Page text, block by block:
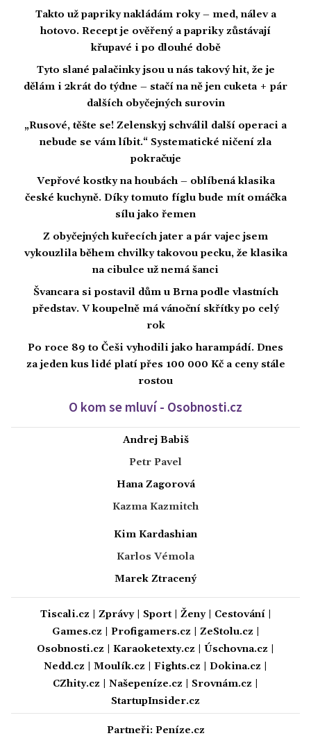
Takto už papriky nakládám roky – med, nálev a
hotovo. Recept je ověřený a papriky zůstávají
křupavé i po dlouhé době
Tyto slané palačinky jsou u nás takový hit, že je
dělám i 2krát do týdne – stačí na ně jen cuketa + pár
dalších obyčejných surovin
„Rusové, těšte se! Zelenskyj schválil další operaci a
nebude se vám líbit.“ Systematické ničení zla
pokračuje
Vepřové kostky na houbách – oblíbená klasika
české kuchyně. Díky tomuto fíglu bude mít omáčka
sílu jako řemen
Z obyčejných kuřecích jater a pár vajec jsem
vykouzlila během chvilky takovou pecku, že klasika
na cibulce už nemá šanci
Švancara si postavil dům u Brna podle vlastních
představ. V koupelně má vánoční skřítky po celý
rok
Po roce 89 to Češi vyhodili jako harampádí. Dnes
za jeden kus lidé platí přes 100 000 Kč a ceny stále
rostou
O kom se mluví - Osobnosti.cz
Andrej Babiš
Petr Pavel
Hana Zagorová
Kazma Kazmitch
Kim Kardashian
Karlos Vémola
Marek Ztracený
Tiscali.cz Zprávy| Sport| Ženy| Cestování|
Games.cz
Profigamers.cz ZeStolu.cz
Osobnosti.cz
Karaoketexty.cz Úschovna.cz
Nedd.cz
Moulík.cz Fights.cz Dokina.cz
CZhity.cz
Našepeníze.cz Srovnám.cz
StartupInsider.cz
Partneři: Peníze.cz